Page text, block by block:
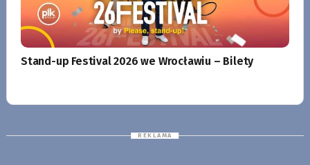
Stand-up Festival 2026 we Wrocławiu – Bilety